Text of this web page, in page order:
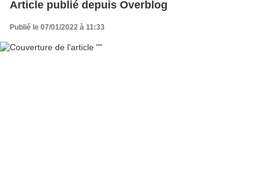
Article publié depuis Overblog
Publié le 07/01/2022 à 11:33